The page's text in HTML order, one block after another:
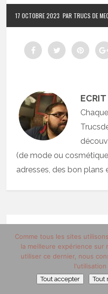
17 OCTOBRE 2023 PAR TRUCS DE
ECRIT
(de mode ou
adresses, des bon plans
COMMENT OPTIMISER
Comme tous les sites
la meilleure expérience sur
utiliser ce dernier, nous
Tout accepter Tout